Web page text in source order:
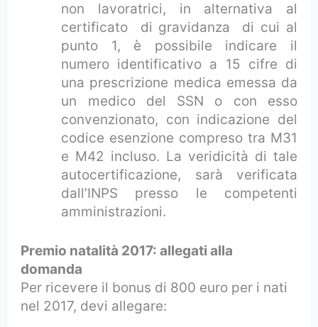
non lavoratrici, in alternativa al
certificato di gravidanza di cui al
punto 1, è possibile indicare il
numero identificativo a 15 cifre di
una prescrizione medica emessa da
un medico del SSN o con esso
convenzionato, con indicazione del
codice esenzione compreso tra M31
e M42 incluso. La veridicità di tale
autocertificazione, sarà verificata
dall’INPS presso le competenti
amministrazioni.
Premio natalità 2017: allegati alla
domanda
Per ricevere il bonus di 800 euro per i nati
nel 2017, devi allegare: